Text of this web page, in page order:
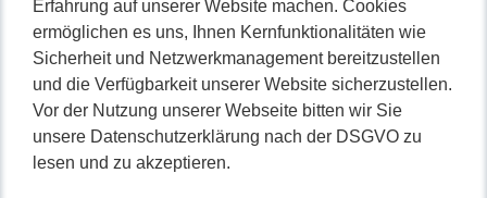
Erfahrung auf unserer Website machen. Cookies
ermöglichen es uns, Ihnen Kernfunktionalitäten wie
Sicherheit und Netzwerkmanagement bereitzustellen
und die Verfügbarkeit unserer Website sicherzustellen.
Vor der Nutzung unserer Webseite bitten wir Sie
unsere Datenschutzerklärung nach der DSGVO zu
lesen und zu akzeptieren.
0234 / 904 8115